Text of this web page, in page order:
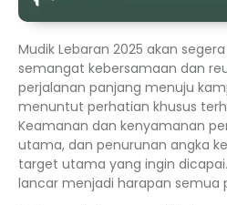
Mudik Lebaran 2025 akan
semangat kebersamaan dan
perjalanan panjang menuju
menuntut perhatian khusus
Keamanan dan kenyamanan
utama, dan penurunan angka
target utama yang ingin
lancar menjadi harapan semua